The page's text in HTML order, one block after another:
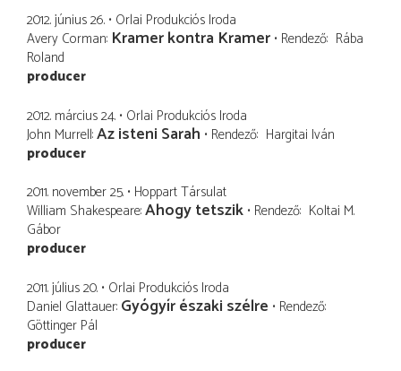
2012. június 26. Orlai Produkciós Iroda
Avery Corman Kramer kontra Kramer Rendező Rába
Roland
producer
2012. március 24. Orlai Produkciós Iroda
John Murrell Az isteni Sarah Rendező Hargitai Iván
producer
2011. november 25. Hoppart Társulat
William Shakespeare Ahogy tetszik Rendező Koltai M.
Gábor
producer
2011. július 20. Orlai Produkciós Iroda
Daniel Glattauer Gyógyír északi szélre Rendező
Göttinger Pál
producer